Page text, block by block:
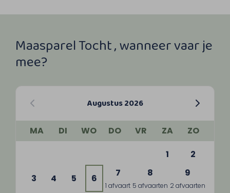
Maasparel Tocht , wanneer vaar je
mee?
Augustus 2026
MA DI WO DO VR ZA
ZO
1
2
3 4 5 6 7
1 afvaart
8
5 afvaarten
9
2 afvaarten